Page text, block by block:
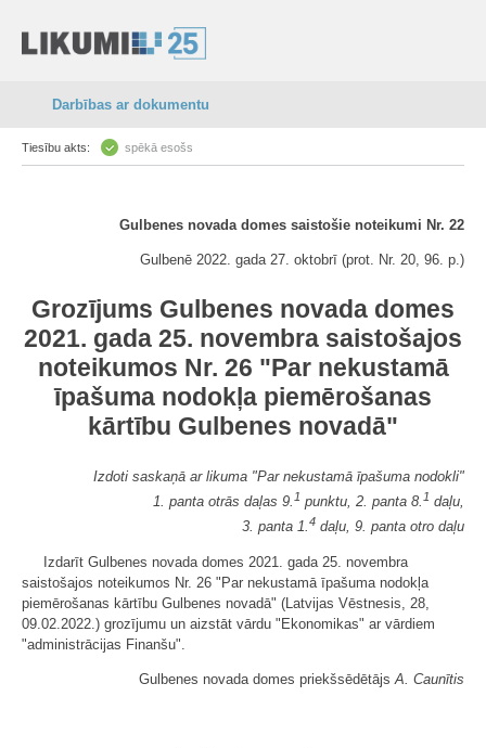
Darbības ar dokumentu
Tiesību akts: spēkā esošs
Gulbenes novada domes saistošie noteikumi Nr. 22
Gulbenē 2022. gada 27. oktobrī (prot. Nr. 20, 96. p.)
Grozījums Gulbenes novada domes
2021. gada 25. novembra saistošajos
noteikumos Nr. 26 "Par nekustamā
īpašuma nodokļa piemērošanas
kārtību Gulbenes novadā"
Izdoti saskaņā ar likuma "Par nekustamā īpašuma nodokli"
1. panta otrās daļas 9. 1 punktu, 2. panta 8. 1 daļu,
3. panta 1.4 daļu, 9. panta otro daļu
Izdarīt Gulbenes novada domes 2021. gada 25. novembra
saistošajos noteikumos Nr. 26 "Par nekustamā īpašuma nodokļa
piemērošanas kārtību Gulbenes novadā" (Latvijas Vēstnesis, 28,
09.02.2022.) grozījumu un aizstāt vārdu "Ekonomikas" ar vārdiem
"administrācijas Finanšu".
Gulbenes novada domes priekšsēdētājs A. Caunītis